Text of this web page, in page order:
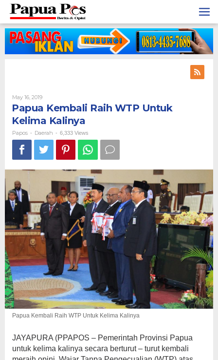
Skip
content
May 16, 2019
Papos
Papua Kembali Raih WTP Untuk
Kelima Kalinya
Papos - Daerah - 6,333 Views
Papua Kembali Raih WTP Untuk Kelima Kalinya
JAYAPURA (PPAPOS – Pemerintah Provinsi Papua
untuk kelima kalinya secara berturut – turut kembali